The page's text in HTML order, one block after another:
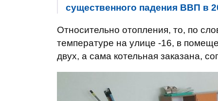
существенного падения ВВП в
Относительно отопления, то, по
температуре на улице -16, в
двух, а сама котельная заказана,